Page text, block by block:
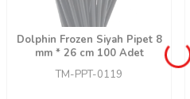
Dolphin Frozen Siyah Pipet 8
mm * 26 cm 100 Adet
TM-PPT-0119